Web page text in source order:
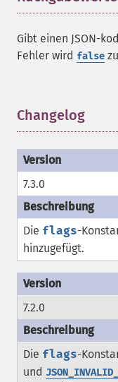
Gibt einen JSON-
Fehler wird false
Changelog
7.3.0
Die flags-
hinzugefügt.
7.2.0
Die flags-
und